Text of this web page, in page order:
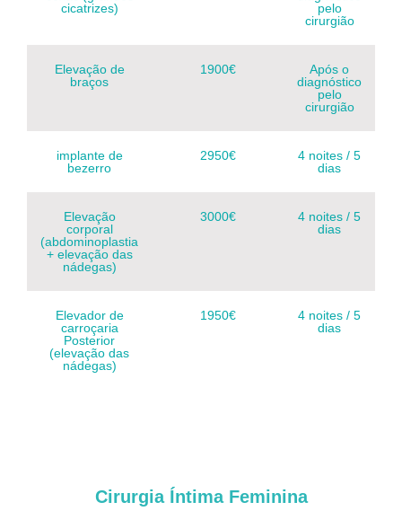
cicatrizes)
pelo
cirurgião
Elevação de
braços
1900€
Após o
diagnóstico
pelo
cirurgião
implante de
bezerro
2950€
4 noites / 5
dias
Elevação
corporal
(abdominoplastia
+ elevação das
nádegas)
3000€
4 noites / 5
dias
Elevador de
carroçaria
Posterior
(elevação das
nádegas)
1950€
4 noites / 5
dias
Cirurgia Íntima Feminina